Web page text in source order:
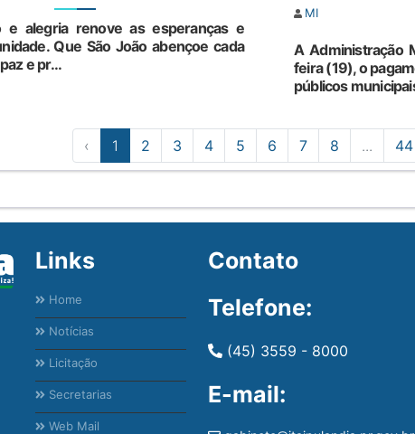
alegria renove as esperanças e
Que São João abençoe cada
e pr...
MI
A Administração
feira (19), o
públicos
‹ 1 2 3 4 5 6 7 8 ... 44
Links
Home
Notícias
Licitação
Secretarias
Web Mail
Contato
Telefone:
(45) 3559 - 8000
E-mail: